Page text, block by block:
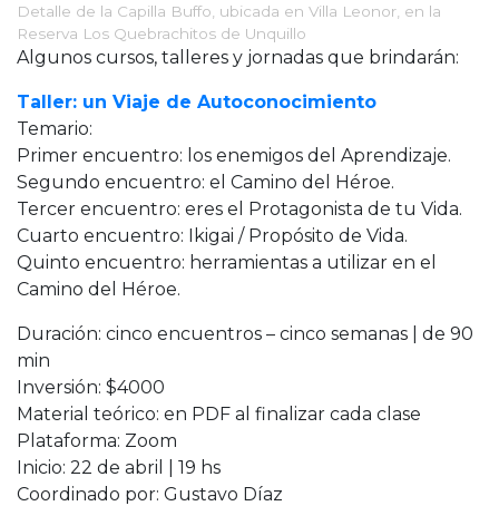
Detalle de la Capilla Buffo, ubicada en Villa Leonor, en la
Reserva Los Quebrachitos de Unquillo
Algunos cursos, talleres y jornadas que brindarán:
Taller: un Viaje de Autoconocimiento
Temario:
Primer encuentro: los enemigos del Aprendizaje.
Segundo encuentro: el Camino del Héroe.
Tercer encuentro: eres el Protagonista de tu Vida.
Cuarto encuentro: Ikigai / Propósito de Vida.
Quinto encuentro: herramientas a utilizar en el
Camino del Héroe.
Duración: cinco encuentros – cinco semanas | de 90
min
Inversión: $4000
Material teórico: en PDF al finalizar cada clase
Plataforma: Zoom
Inicio: 22 de abril | 19 hs
Coordinado por: Gustavo Díaz